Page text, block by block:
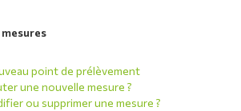
point de prélèvement
une nouvelle mesure ?
ou supprimer une mesure ?